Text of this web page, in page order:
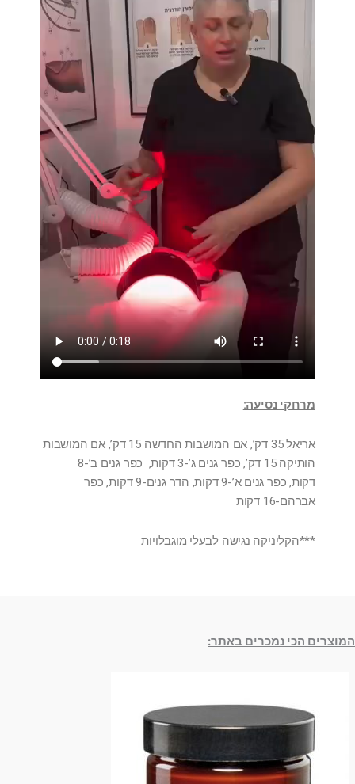
מרחקי נסיעה:
אריאל 35 דק’, אם המושבות החדשה 15 דק’, אם המושבות
הותיקה 15 דק’, כפר גנים ג’-3 דקות, כפר גנים ב’-8
דקות, כפר גנים א’-9 דקות, הדר גנים-9 דקות, כפר
אברהם-16 דקות
***הקליניקה נגישה לבעלי מוגבלויות
המוצרים הכי נמכרים באתר: